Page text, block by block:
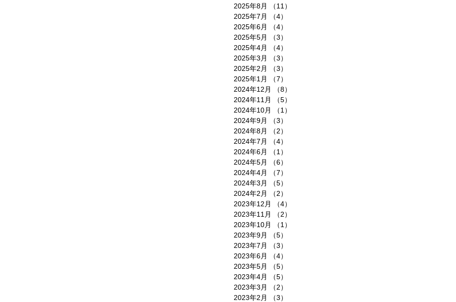
2025年8月
（11）
2025年7月
（4）
2025年6月
（4）
2025年5月
（3）
2025年4月
（4）
2025年3月
（3）
2025年2月
（3）
2025年1月
（7）
2024年12月
（8）
2024年11月
（5）
2024年10月
（1）
2024年9月
（3）
2024年8月
（2）
2024年7月
（4）
2024年6月
（1）
2024年5月
（6）
2024年4月
（7）
2024年3月
（5）
2024年2月
（2）
2023年12月
（4）
2023年11月
（2）
2023年10月
（1）
2023年9月
（5）
2023年7月
（3）
2023年6月
（4）
2023年5月
（5）
2023年4月
（5）
2023年3月
（2）
2023年2月
（3）